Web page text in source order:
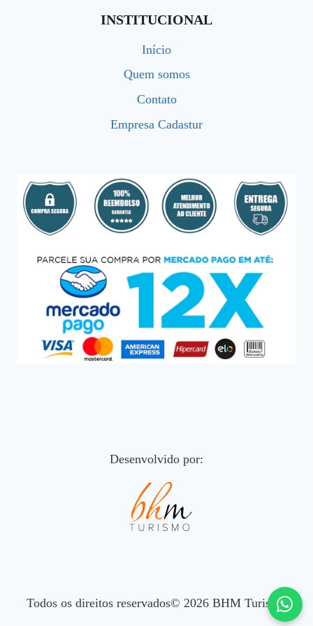
INSTITUCIONAL
Início
Quem somos
Contato
Empresa Cadastur
Desenvolvido por:
Todos os direitos reservados© 2026 BHM Turismo